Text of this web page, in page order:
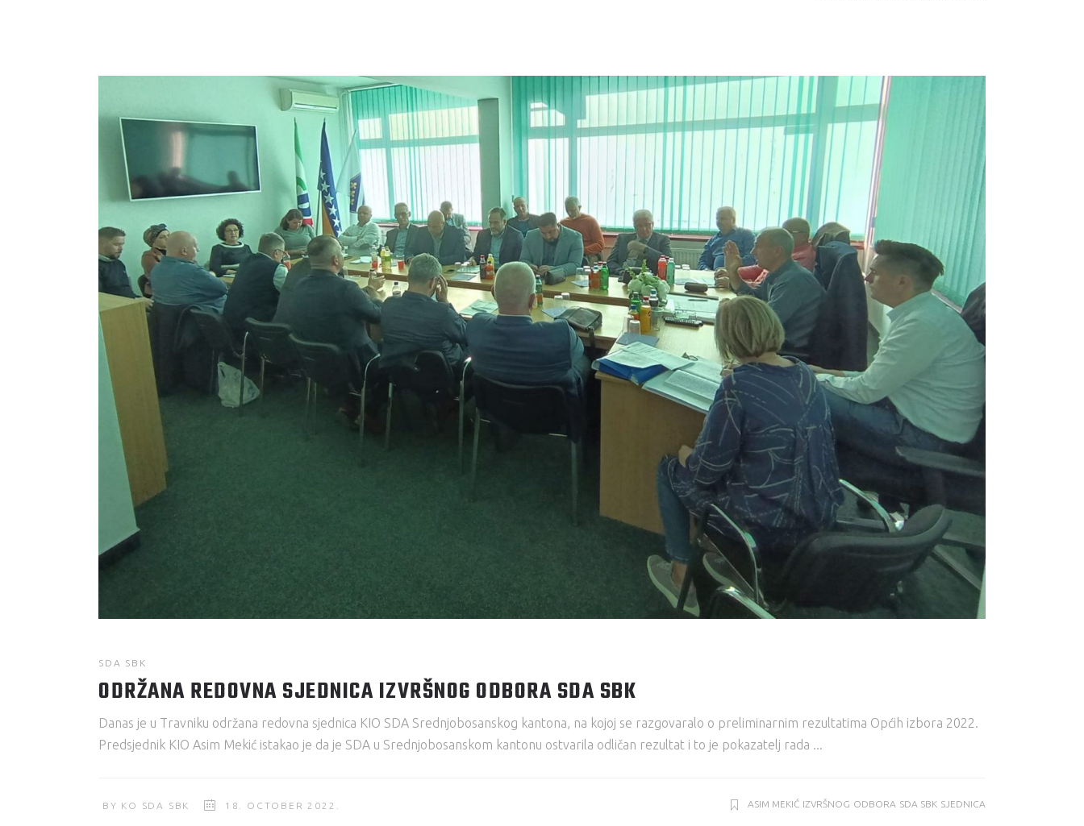
SDA SBK
ODRŽANA REDOVNA SJEDNICA IZVRŠNOG ODBORA SDA SBK
Danas je u Travniku održana redovna sjednica KIO SDA Srednjobosanskog kantona, na kojoj se razgovaralo o preliminarnim rezultatima Općih izbora 2022.
Predsjednik KIO Asim Mekić istakao je da je SDA u Srednjobosanskom kantonu ostvarila odličan rezultat i to je pokazatelj rada
BY KO SDA SBK 18. OCTOBER 2022. ASIM MEKIĆ IZVRŠNOG ODBORA SDA SBK SJEDNICA